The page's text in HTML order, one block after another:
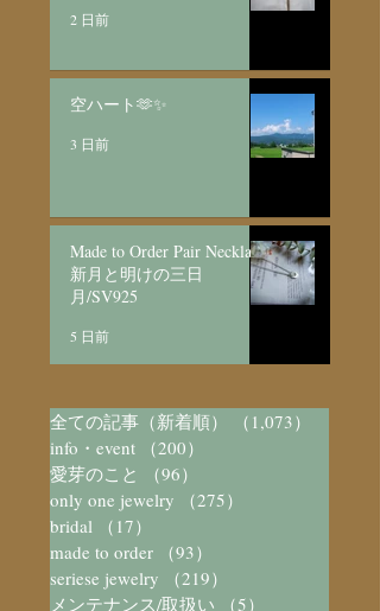
2 日前
空ハート🫶✨
3 日前
Made to Order Pair Necklace
新月と明けの三日
月/SV925
5 日前
全ての記事（新着順） （1,073）
info・event
（200）
愛芽のこと
（96）
only one jewelry
（275）
bridal
（17）
made to order
（93）
seriese jewelry
（219）
メンテナンス/取扱い
（5）